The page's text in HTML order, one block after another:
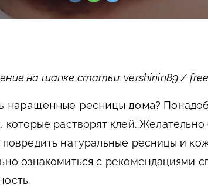
на шапке статьи: vershinin89 /
наращенные ресницы дома?
которые растворят клей. Желательно
натуральные ресницы и
ознакомиться с рекомендациями